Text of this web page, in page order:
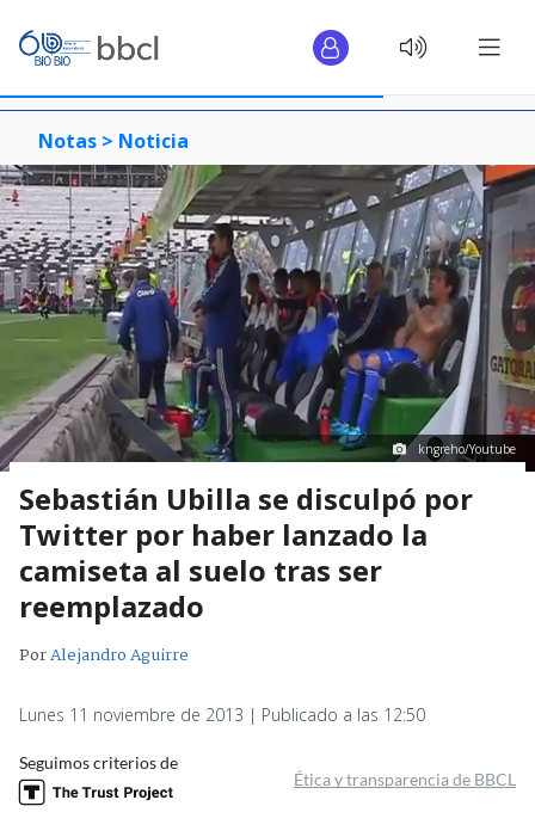
Notas > Noticia
kngreho/Youtube
Sebastián Ubilla se disculpó por
Twitter por haber lanzado la
camiseta al suelo tras ser
reemplazado
PorAlejandro Aguirre
Lunes 11 noviembre de 2013 | Publicado a las 12:50
Seguimos criterios de
Ética y transparencia de BBCL